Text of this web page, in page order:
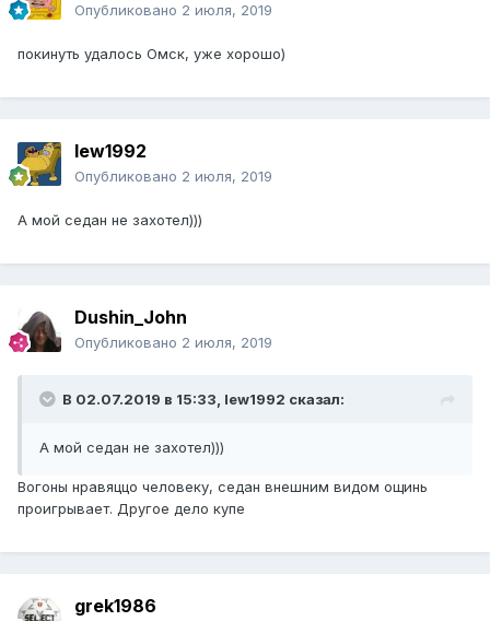
Опубликовано 2 июля, 2019
покинуть удалось Омск, уже хорошо)
lew1992
Опубликовано 2 июля, 2019
А мой седан не захотел)))
Dushin_John
Опубликовано 2 июля, 2019
В 02.07.2019 в 15:33, lew1992 сказал:
А мой седан не захотел)))
Вогоны нравяццо человеку, седан внешним видом ощинь
проигрывает. Другое дело купе
grek1986